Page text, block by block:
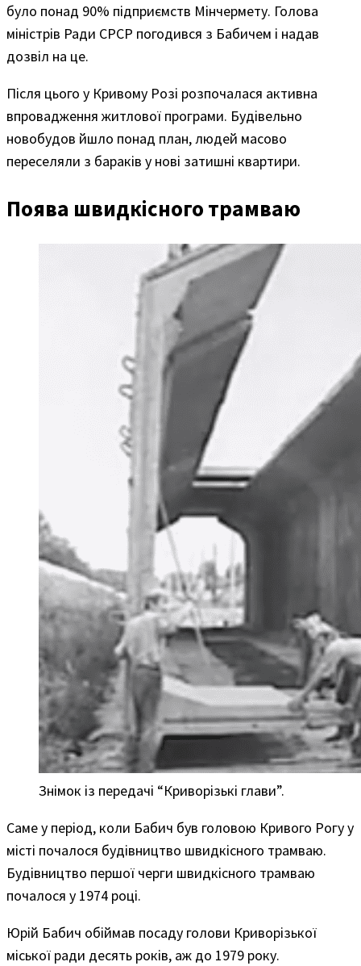
було понад 90% підприємств Мінчермету. Голова
міністрів Ради СРСР погодився з Бабичем і надав
дозвіл на це.
Після цього у Кривому Розі розпочалася активна
впровадження житлової програми. Будівельно
новобудов йшло понад план, людей масово
переселяли з бараків у нові затишні квартири.
Поява швидкісного трамваю
Знімок із передачі “Криворізькі глави”.
Саме у період, коли Бабич був головою Кривого Рогу у
місті почалося будівництво швидкісного трамваю.
Будівництво першої черги швидкісного трамваю
почалося у 1974 році.
Юрій Бабич обіймав посаду голови Криворізької
міської ради десять років, аж до 1979 року.